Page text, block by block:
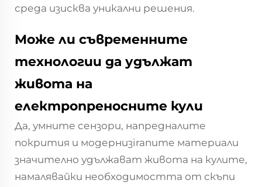
среда изисква уникални решения.
Може ли съвременните
технологии да удължат
живота на
електропреносните кули
Да, умните сензори, напредналите
покрития и модернизiranите материали
значително удължават живота на кулите,
намалявайки необходимостта от скъпи